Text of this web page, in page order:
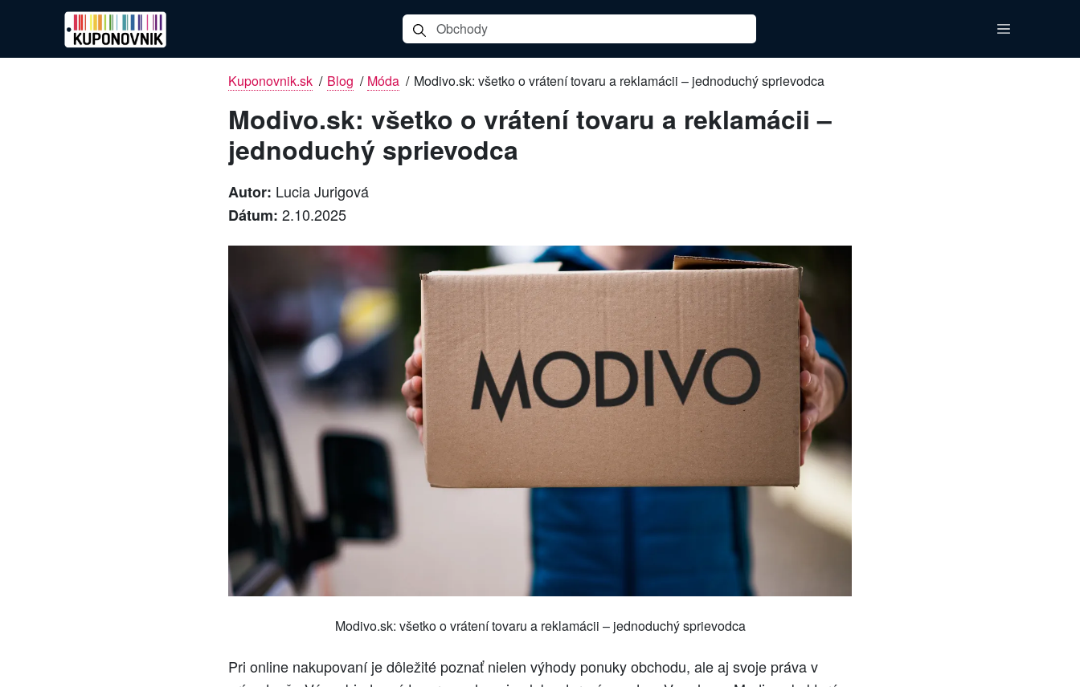
Kuponovnik.sk / Blog / Móda / Modivo.sk: všetko o vrátení tovaru a reklamácii – jednoduchý sprievodca
Modivo.sk: všetko o vrátení tovaru a reklamácii –
jednoduchý sprievodca
Autor: Lucia Jurigová
Dátum: 2.10.2025
Modivo.sk: všetko o vrátení tovaru a reklamácii – jednoduchý sprievodca
Pri online nakupovaní je dôležité poznať nielen výhody ponuky obchodu, ale aj svoje práva v